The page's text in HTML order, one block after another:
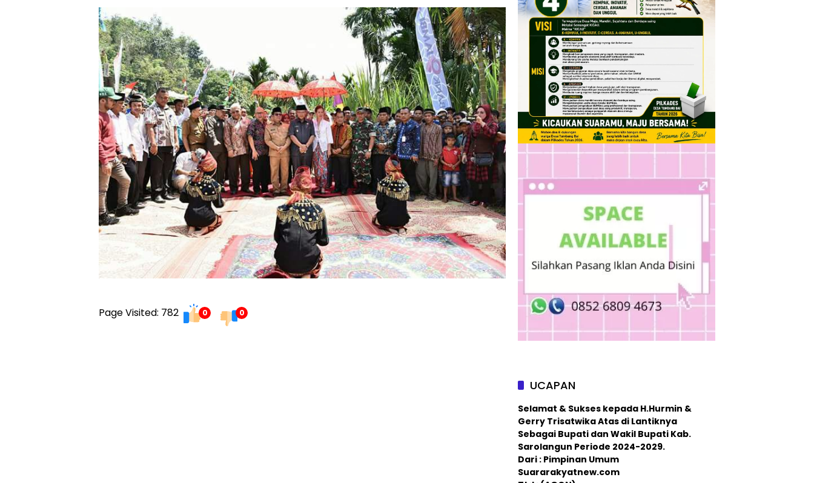
Page Visited: 782 0 0
UCAPAN
Selamat & Sukses kepada H.Hurmin &
Gerry Trisatwika Atas di Lantiknya
Sebagai Bupati dan Wakil Bupati Kab.
Sarolangun Periode 2024-2029.
Dari : Pimpinan Umum
Suararakyatnew.com